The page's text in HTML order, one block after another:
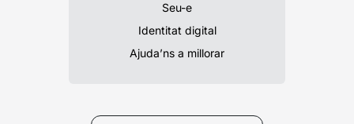
Seu-e
Identitat digital
Ajuda’ns a millorar